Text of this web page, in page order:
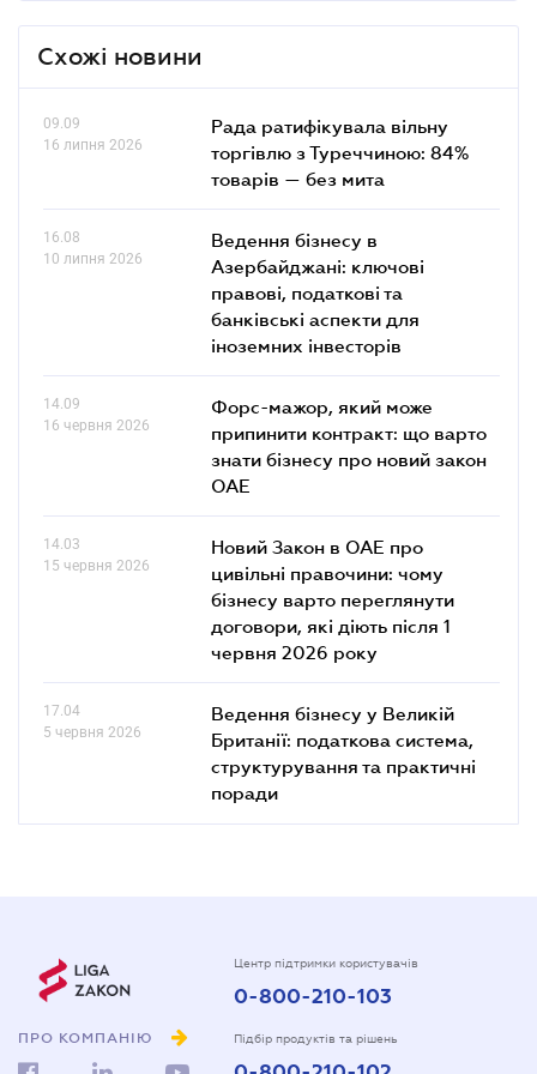
Схожі новини
09.09
16 липня 2026
Рада ратифікувала вільну
торгівлю з Туреччиною: 84%
товарів — без мита
16.08
10 липня 2026
Ведення бізнесу в
Азербайджані: ключові
правові, податкові та
банківські аcпекти для
іноземних інвесторів
14.09
16 червня 2026
Форс-мажор, який може
припинити контракт: що варто
знати бізнесу про новий закон
ОАЕ
14.03
15 червня 2026
Новий Закон в ОАЕ про
цивільні правочини: чому
бізнесу варто переглянути
договори, які діють після 1
червня 2026 року
17.04
5 червня 2026
Ведення бізнесу у Великій
Британії: податкова система,
структурування та практичні
поради
ПРО КОМПАНІЮ
Центр підтримки користувачів
0-800-210-103
Підбір продуктів та рішень